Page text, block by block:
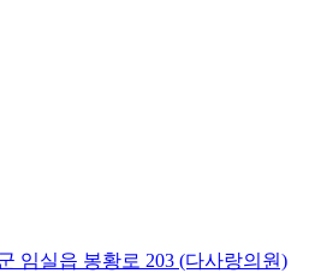
임실읍 봉황로 203 (다사랑의원)